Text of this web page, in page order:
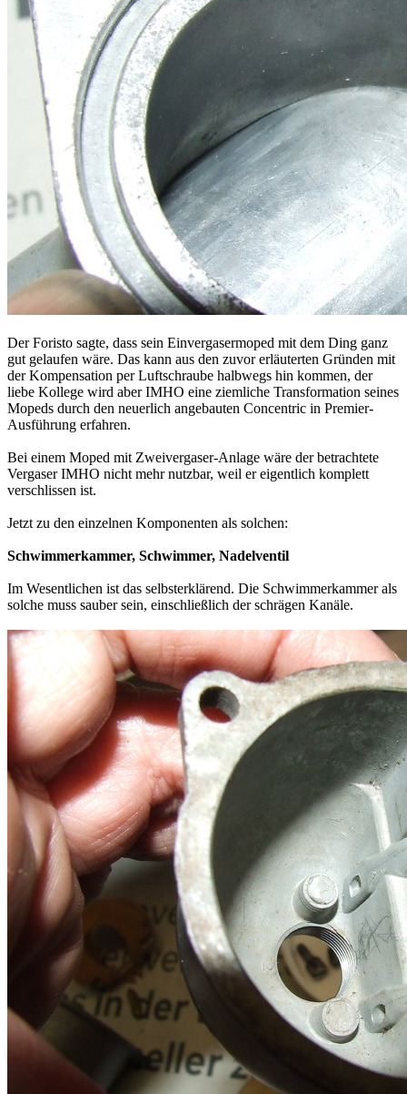
Der Foristo sagte, dass sein Einvergasermoped mit dem Ding ganz
gut gelaufen wäre. Das kann aus den zuvor erläuterten Gründen mit
der Kompensation per Luftschraube halbwegs hin kommen, der
liebe Kollege wird aber IMHO eine ziemliche Transformation seines
Mopeds durch den neuerlich angebauten Concentric in Premier-
Ausführung erfahren.
Bei einem Moped mit Zweivergaser-Anlage wäre der betrachtete
Vergaser IMHO nicht mehr nutzbar, weil er eigentlich komplett
verschlissen ist.
Jetzt zu den einzelnen Komponenten als solchen:
Schwimmerkammer, Schwimmer, Nadelventil
Im Wesentlichen ist das selbsterklärend. Die Schwimmerkammer als
solche muss sauber sein, einschließlich der schrägen Kanäle.